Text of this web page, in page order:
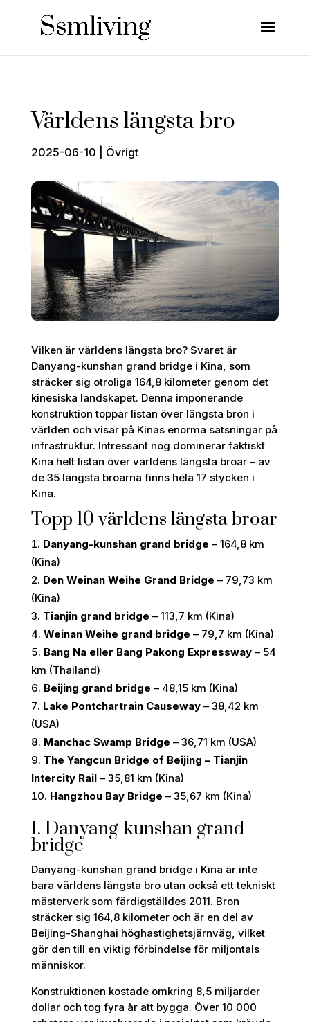
Världens längsta bro
2025-06-10 Övrigt
Vilken är världens längsta bro? Svaret är
Danyang-kunshan grand bridge i Kina, som
sträcker sig otroliga 164,8 kilometer genom det
kinesiska landskapet. Denna imponerande
konstruktion toppar listan över längsta bron i
världen och visar på Kinas enorma satsningar på
infrastruktur. Intressant nog dominerar faktiskt
Kina helt listan över världens längsta broar – av
de 35 längsta broarna finns hela 17 stycken i
Kina.
Topp 10 världens längsta broar
Danyang-kunshan grand bridge – 164,8 km
(Kina)
Den Weinan Weihe Grand Bridge – 79,73 km
(Kina)
Tianjin grand bridge – 113,7 km (Kina)
Weinan Weihe grand bridge – 79,7 km (Kina)
Bang Na eller Bang Pakong Expressway– 54
km (Thailand)
Beijing grand bridge – 48,15 km (Kina)
Lake Pontchartrain Causeway– 38,42 km
(USA)
Manchac Swamp Bridge – 36,71 km (USA)
The Yangcun Bridge of Beijing – Tianjin
Intercity Rail– 35,81 km (Kina)
Hangzhou Bay Bridge – 35,67 km (Kina)
1. Danyang-kunshan grand
bridge
Danyang-kunshan grand bridge i Kina är inte
bara världens längsta bro utan också ett tekniskt
mästerverk som färdigställdes 2011. Bron
sträcker sig 164,8 kilometer och är en del av
Beijing-Shanghai höghastighetsjärnväg, vilket
gör den till en viktig förbindelse för miljontals
människor.
Konstruktionen kostade omkring 8,5 miljarder
dollar och tog fyra år att bygga. Över 10 000